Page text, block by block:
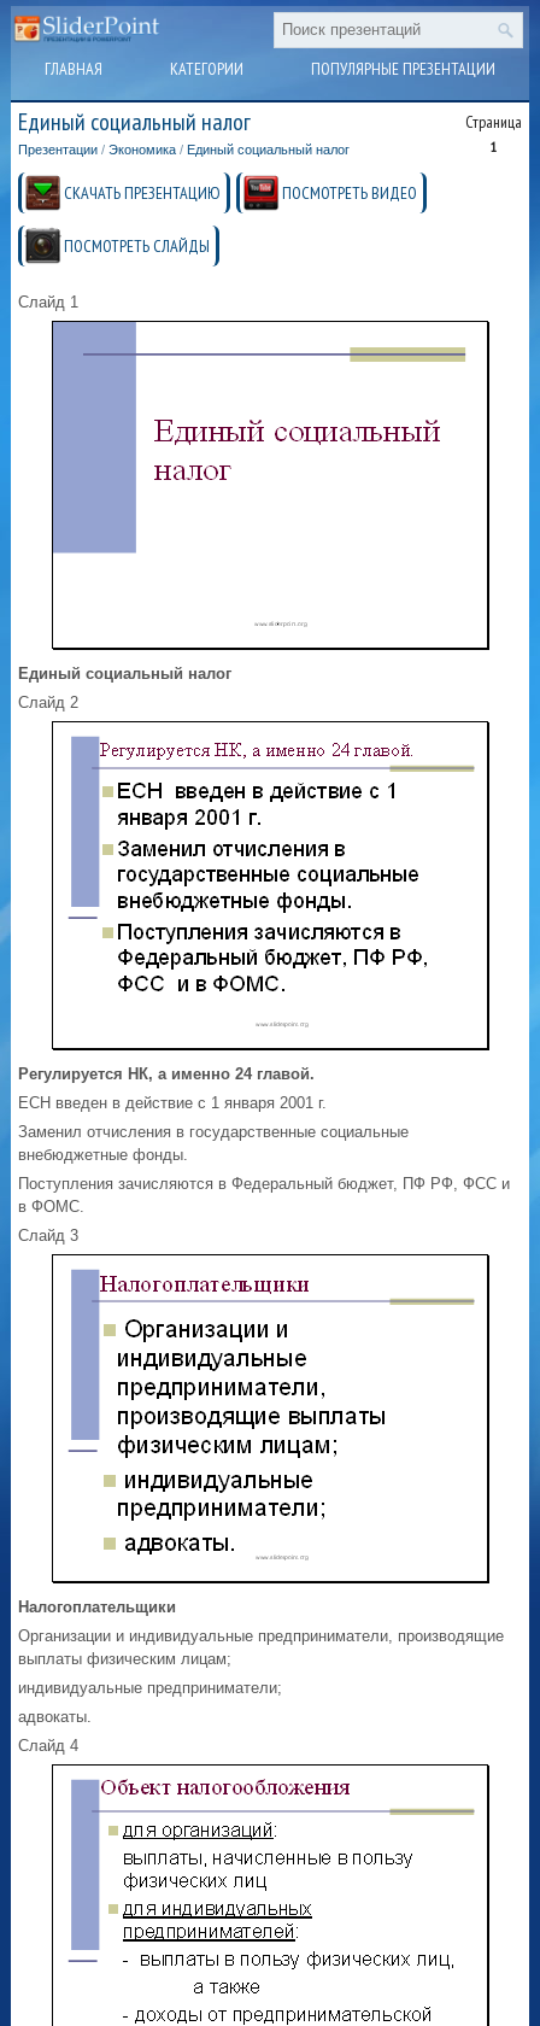
ГЛАВНАЯ КАТЕГОРИИ ПОПУЛЯРНЫЕ ПРЕЗЕНТАЦИИ
Единый социальный налог Страница
1
Презентации /Экономика / Единый социальный налог
СКАЧАТЬ ПРЕЗЕНТАЦИЮ ПОСМОТРЕТЬ ВИДЕО
ПОСМОТРЕТЬ СЛАЙДЫ
Слайд 1
Единый социальный налог
Слайд 2
Регулируется НК, а именно 24 главой.
ЕСН введен в действие с 1 января 2001 г.
Заменил отчисления в государственные социальные
внебюджетные фонды.
Поступления зачисляются в Федеральный бюджет, ПФ РФ, ФСС и
в ФОМС.
Слайд 3
Налогоплательщики
Организации и индивидуальные предприниматели, производящие
выплаты физическим лицам;
индивидуальные предприниматели;
адвокаты.
Слайд 4